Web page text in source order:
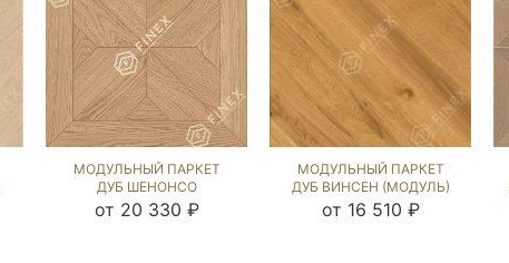
МОДУЛЬНЫЙ ПАРКЕТ
ДУБ ШЕНОНСО
UNFINISHED LOOK
(BRUSHED) 122647
от 20 330 ₽
МОДУЛЬНЫЙ ПАРКЕТ
ДУБ ВИНСЕН (МОДУЛЬ)
ГЕНТЛ NEW (BRUSHED)
1043670
от 16 510 ₽